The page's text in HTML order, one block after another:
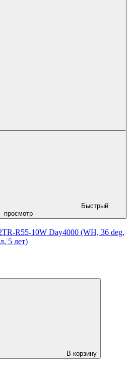
Быстрый
просмотр
R55-10W Day4000 (WH, 36 deg,
5 лет)
В корзину